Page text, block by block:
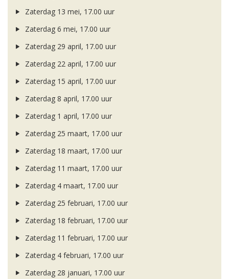
Zaterdag 13 mei, 17.00 uur
Zaterdag 6 mei, 17.00 uur
Zaterdag 29 april, 17.00 uur
Zaterdag 22 april, 17.00 uur
Zaterdag 15 april, 17.00 uur
Zaterdag 8 april, 17.00 uur
Zaterdag 1 april, 17.00 uur
Zaterdag 25 maart, 17.00 uur
Zaterdag 18 maart, 17.00 uur
Zaterdag 11 maart, 17.00 uur
Zaterdag 4 maart, 17.00 uur
Zaterdag 25 februari, 17.00 uur
Zaterdag 18 februari, 17.00 uur
Zaterdag 11 februari, 17.00 uur
Zaterdag 4 februari, 17.00 uur
Zaterdag 28 januari, 17.00 uur